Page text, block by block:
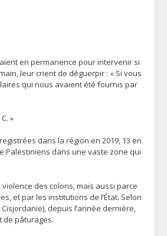
en permanence pour intervenir si
leur crient de déguerpir : « Si vous
qui nous avaient été fournis par
»
dans la région en 2019, 13 en
Palestiniens dans une vaste zone qui
des colons, mais aussi parce
et par les institutions de l’État. Selon
depuis l’année dernière,
de pâturages.